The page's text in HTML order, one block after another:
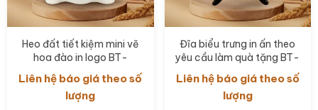
Heo đất tiết kiệm mini vẽ
hoa đào in logo BT-
Liên hệ báo giá theo số
lượng
Đĩa biểu trưng in ấn theo
yêu cầu làm quà tặng BT-
Liên hệ báo giá theo số
lượng